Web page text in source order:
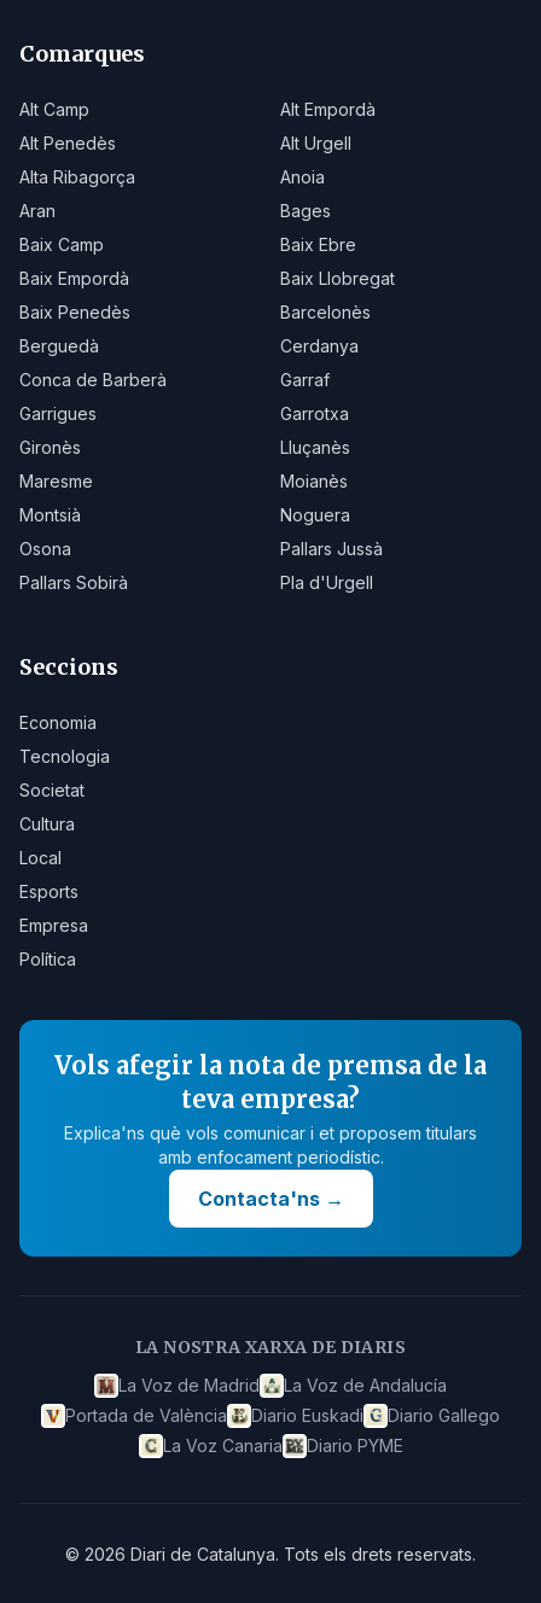
Comarques
Alt Camp
Alt Empordà
Alt Penedès
Alt Urgell
Alta Ribagorça
Anoia
Aran
Bages
Baix Camp
Baix Ebre
Baix Empordà
Baix Llobregat
Baix Penedès
Barcelonès
Berguedà
Cerdanya
Conca de Barberà
Garraf
Garrigues
Garrotxa
Gironès
Lluçanès
Maresme
Moianès
Montsià
Noguera
Osona
Pallars Jussà
Pallars Sobirà
Pla d'Urgell
Seccions
Economia
Tecnologia
Societat
Cultura
Local
Esports
Empresa
Política
Vols afegir la nota de premsa de la
teva empresa?
Explica'ns què vols comunicar i et proposem titulars
amb enfocament periodístic.
Contacta'ns→
LA NOSTRA XARXA DE DIARIS
La Voz de Madrid
La Voz de Andalucía
Portada de València
Diario Euskadi
Diario Gallego
La Voz Canaria
Diario PYME
© 2026 Diari de Catalunya. Tots els drets reservats.